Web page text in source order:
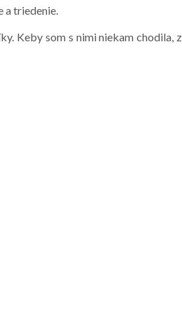
a triedenie.
Keby som s nimi niekam chodila,